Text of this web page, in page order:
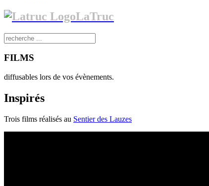
LaTruc
FILMS
diffusables lors de vos évènements.
Inspirés
Trois films réalisés au Sentier des Lauzes